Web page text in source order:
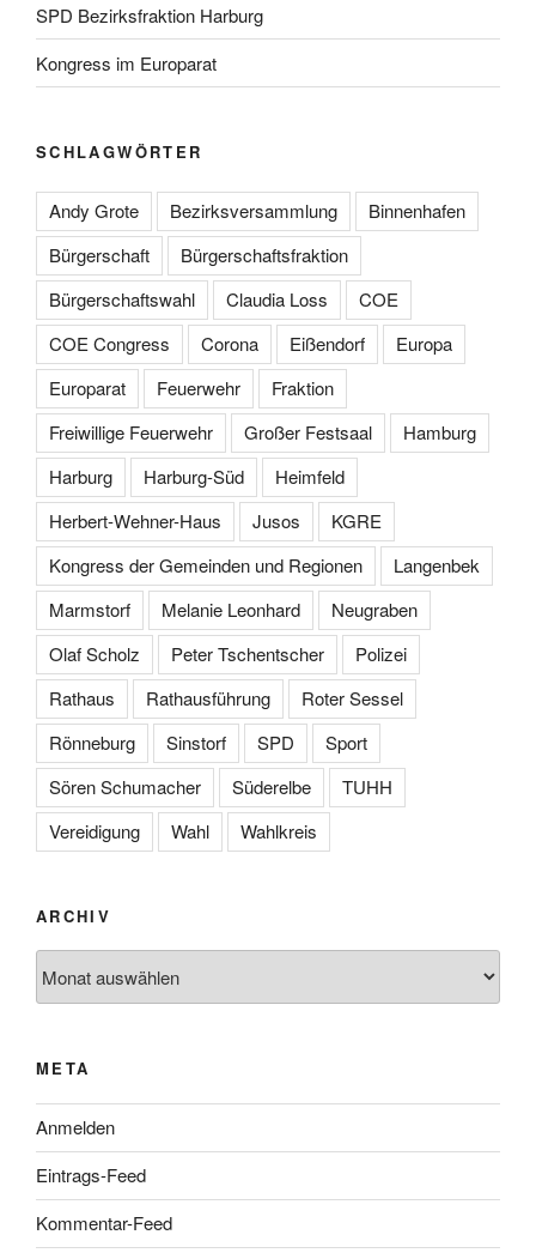
SPD Bezirksfraktion Harburg
Kongress im Europarat
SCHLAGWÖRTER
Andy Grote Bezirksversammlung
Binnenhafen
Bürgerschaft
Bürgerschaftsfraktion
Bürgerschaftswahl
Claudia Loss
COE
COE Congress
Corona Eißendorf
Europa
Europarat
Feuerwehr
Fraktion
Freiwillige Feuerwehr
Großer Festsaal
Hamburg
Harburg
Harburg-Süd
Heimfeld
Herbert-Wehner-Haus
Jusos
KGRE
Kongress der Gemeinden und Regionen
Langenbek
Marmstorf
Melanie Leonhard
Neugraben
Olaf Scholz
Peter Tschentscher
Polizei
Rathaus
Rathausführung
Roter Sessel
Rönneburg
Sinstorf SPD
Sport
Sören Schumacher
Süderelbe
TUHH
Vereidigung
Wahl Wahlkreis
ARCHIV
META
Anmelden
Eintrags-Feed
Kommentar-Feed